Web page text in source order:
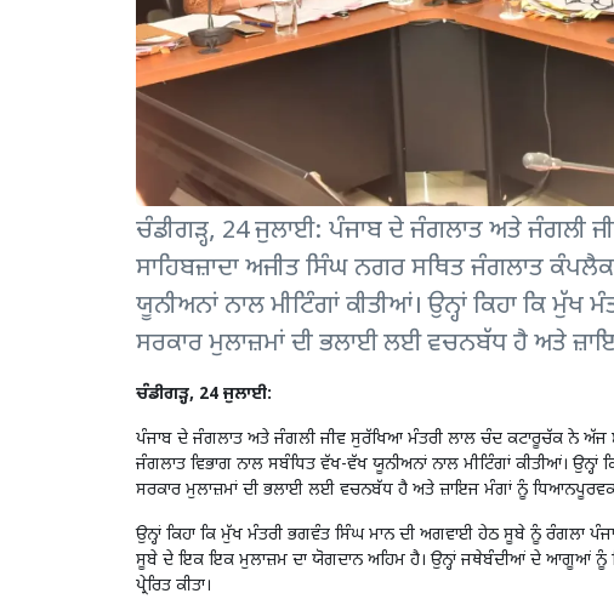
ਚੰਡੀਗੜ੍ਹ, 24 ਜੁਲਾਈ: ਪੰਜਾਬ ਦੇ ਜੰਗਲਾਤ ਅਤੇ ਜੰਗਲੀ
ਸਾਹਿਬਜ਼ਾਦਾ ਅਜੀਤ ਸਿੰਘ ਨਗਰ ਸਥਿਤ ਜੰਗਲਾਤ
ਯੂਨੀਅਨਾਂ ਨਾਲ ਮੀਟਿੰਗਾਂ ਕੀਤੀਆਂ। ਉਨ੍ਹਾਂ ਕਿਹਾ ਕਿ
ਸਰਕਾਰ ਮੁਲਾਜ਼ਮਾਂ ਦੀ ਭਲਾਈ ਲਈ ਵਚਨਬੱਧ ਹੈ ਅਤੇ
ਚੰਡੀਗੜ੍ਹ, 24 ਜੁਲਾਈ:
ਪੰਜਾਬ ਦੇ ਜੰਗਲਾਤ ਅਤੇ ਜੰਗਲੀ ਜੀਵ ਸੁਰੱਖਿਆ ਮੰਤਰੀ ਲਾਲ ਚੰਦ ਕਟਾਰੂਚੱਕ ਨੇ ਅੱਜ
ਜੰਗਲਾਤ ਵਿਭਾਗ ਨਾਲ ਸਬੰਧਿਤ ਵੱਖ-ਵੱਖ ਯੂਨੀਅਨਾਂ ਨਾਲ ਮੀਟਿੰਗਾਂ ਕੀਤੀਆਂ।
ਸਰਕਾਰ ਮੁਲਾਜ਼ਮਾਂ ਦੀ ਭਲਾਈ ਲਈ ਵਚਨਬੱਧ ਹੈ ਅਤੇ ਜ਼ਾਇਜ ਮੰਗਾਂ ਨੂੰ ਧਿਆਨਪੂਰਵਕ
ਉਨ੍ਹਾਂ ਕਿਹਾ ਕਿ ਮੁੱਖ ਮੰਤਰੀ ਭਗਵੰਤ ਸਿੰਘ ਮਾਨ ਦੀ ਅਗਵਾਈ ਹੇਠ ਸੂਬੇ ਨੂੰ
ਸੂਬੇ ਦੇ ਇਕ ਇਕ ਮੁਲਾਜ਼ਮ ਦਾ ਯੋਗਦਾਨ ਅਹਿਮ ਹੈ। ਉਨ੍ਹਾਂ ਜਥੇਬੰਦੀਆਂ ਦੇ ਆਗੂਆਂ ਨੂੰ
ਪ੍ਰੇਰਿਤ ਕੀਤਾ।